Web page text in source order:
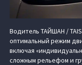
Водитель ТАЙШАН /
оптимальный режим
включая
сложным рельефом и